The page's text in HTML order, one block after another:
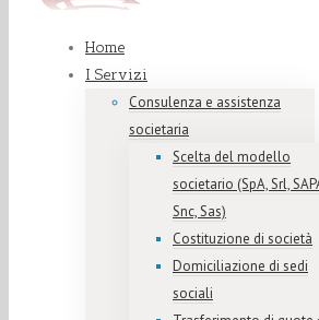
Home
I Servizi
Consulenza e assistenza
societaria
Scelta del modello
societario (SpA, Srl,
Snc, Sas)
Costituzione di società
Domiciliazione di sedi
sociali